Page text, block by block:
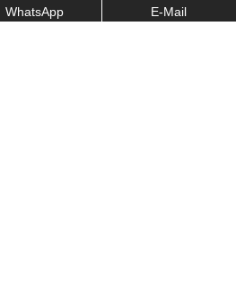
WhatsApp E-Mail